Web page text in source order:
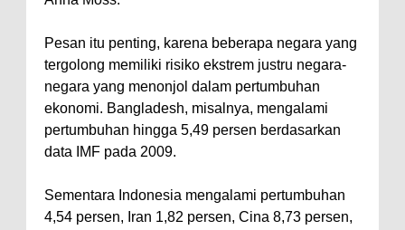
Pesan itu penting, karena beberapa negara yang
tergolong memiliki risiko ekstrem justru negara-
negara yang menonjol dalam pertumbuhan
ekonomi. Bangladesh, misalnya, mengalami
pertumbuhan hingga 5,49 persen berdasarkan
data IMF pada 2009.
Sementara Indonesia mengalami pertumbuhan
4,54 persen, Iran 1,82 persen, Cina 8,73 persen,